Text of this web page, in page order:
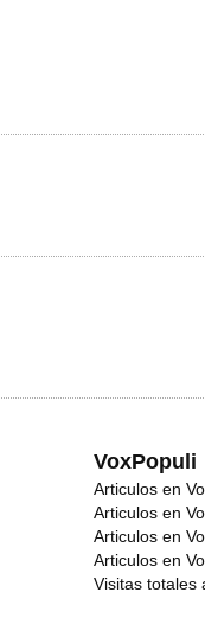
VoxPopuli
Articulos en
Articulos en
Articulos en
Articulos en
Visitas totales